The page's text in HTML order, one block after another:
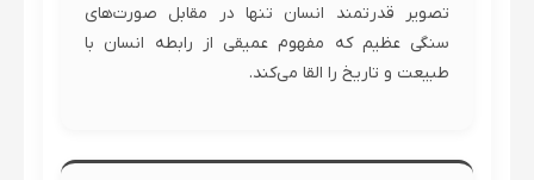
تصویر قدرتمند انسان تنها در مقابل صورت‌های
سنگی عظیم که مفهوم عمیقی از رابطه انسان با
طبیعت و تاریخ را القا می‌کند.